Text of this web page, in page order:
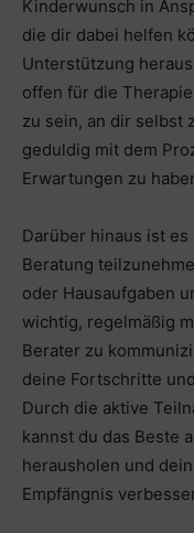
Kinderwunsch in
die dir dabei helfen
Unterstützung
offen für die
zu sein, an dir selbst
geduldig mit dem
Erwartungen zu
Darüber hinaus ist
Beratung
oder Hausaufgaben
wichtig, regelmäßig
Berater zu
deine Fortschritte
Durch die aktive
kannst du das Beste
herausholen und
Empfängnis